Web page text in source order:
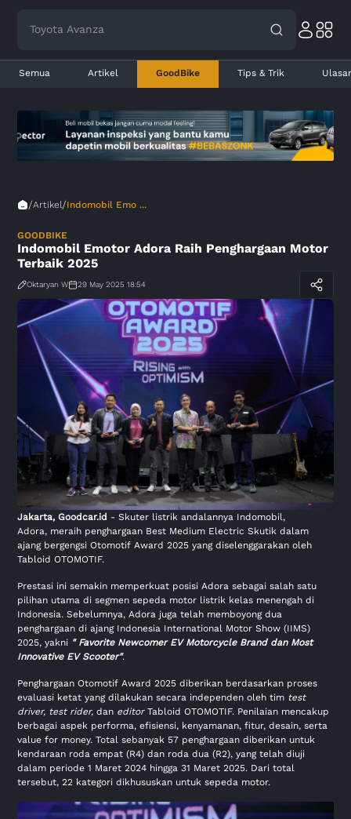
Toyota Avanza
Semua Artikel GoodBike Tips & Trik
/Artikel/Indomobil Emo ...
GOODBIKE
Indomobil Emotor Adora Raih Penghargaan Motor
Terbaik 2025
Oktaryan W 29 May 2025 18:54
Jakarta,Goodcar.id - Skuter listrik andalannya Indomobil,
Adora, meraih penghargaan Best Medium Electric Skutik dalam
ajang bergengsi Otomotif Award 2025 yang diselenggarakan oleh
Tabloid OTOMOTIF.
Prestasi ini semakin memperkuat posisi Adora sebagai salah satu
pilihan utama di segmen sepeda motor listrik kelas menengah di
Indonesia. Sebelumnya, Adora juga telah memboyong dua
penghargaan di ajang Indonesia International Motor Show (IIMS)
2025, yakni " Favorite Newcomer EV Motorcycle Brand dan Most
Innovative EV Scooter".
Penghargaan Otomotif Award 2025 diberikan berdasarkan proses
evaluasi ketat yang dilakukan secara independen oleh tim test
driver, test rider, dan editorTabloid OTOMOTIF. Penilaian mencakup
berbagai aspek performa, efisiensi, kenyamanan, fitur, desain, serta
value for money. Total sebanyak 57 penghargaan diberikan untuk
kendaraan roda empat (R4) dan roda dua (R2), yang telah diuji
dalam periode 1 Maret 2024 hingga 31 Maret 2025. Dari total
tersebut, 22 kategori dikhususkan untuk sepeda motor.